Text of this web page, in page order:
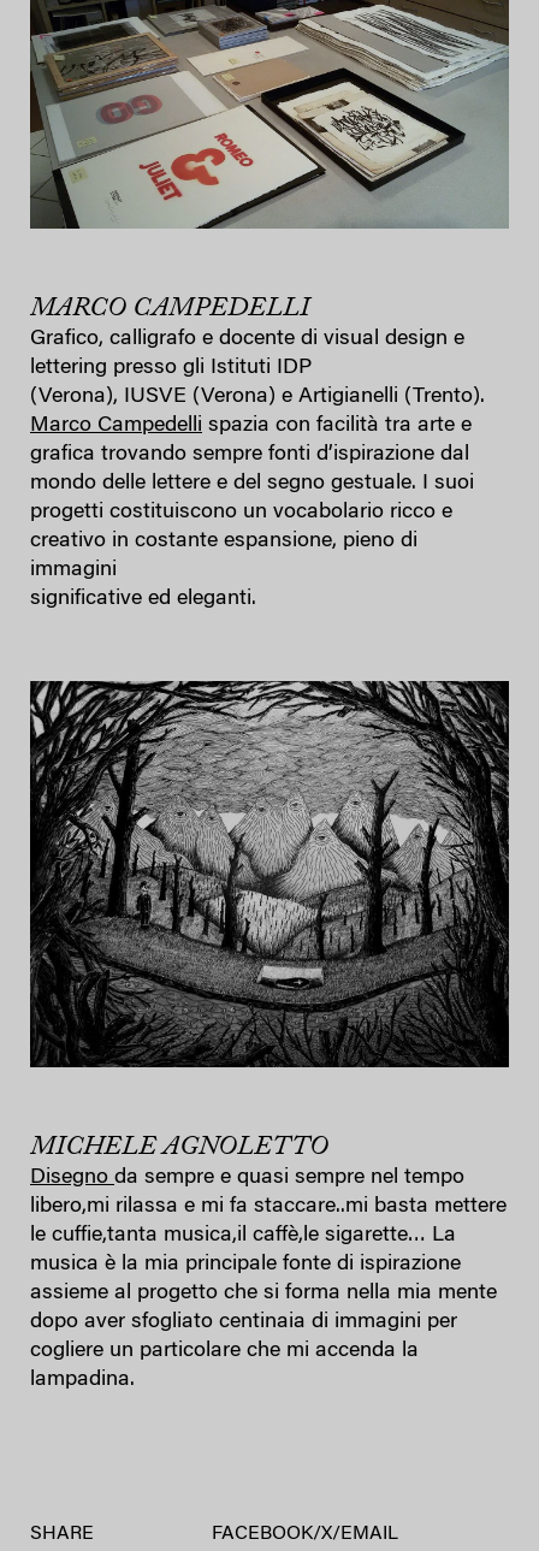
MARCO CAMPEDELLI
Grafico, calligrafo e docente di visual design e
lettering presso gli Istituti IDP
(Verona), IUSVE (Verona) e Artigianelli (Trento).
Marco Campedelli spazia con facilità tra arte e
grafica trovando sempre fonti d’ispirazione dal
mondo delle lettere e del segno gestuale. I suoi
progetti costituiscono un vocabolario ricco e
creativo in costante espansione, pieno di
immagini
significative ed eleganti.
MICHELE AGNOLETTO
Disegno da sempre e quasi sempre nel tempo
libero,mi rilassa e mi fa staccare..mi basta mettere
le cuffie,tanta musica,il caffè,le sigarette… La
musica è la mia principale fonte di ispirazione
assieme al progetto che si forma nella mia mente
dopo aver sfogliato centinaia di immagini per
cogliere un particolare che mi accenda la
lampadina.
SHARE FACEBOOK/X/EMAIL